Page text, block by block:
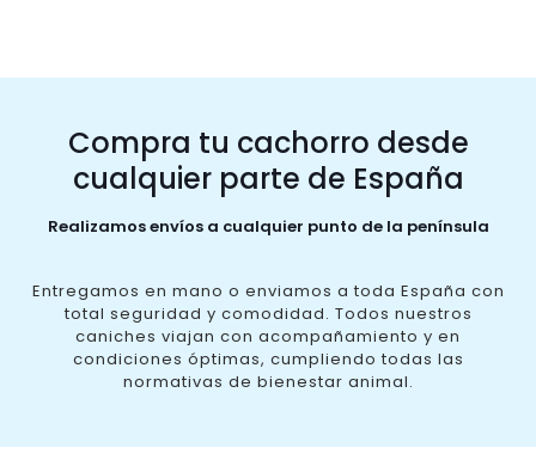
Compra tu cachorro desde
cualquier parte de España
Realizamos envíos a cualquier punto de la península
Entregamos en mano o enviamos a toda España con
total seguridad y comodidad. Todos nuestros
caniches viajan con acompañamiento y en
condiciones óptimas, cumpliendo todas las
normativas de bienestar animal.